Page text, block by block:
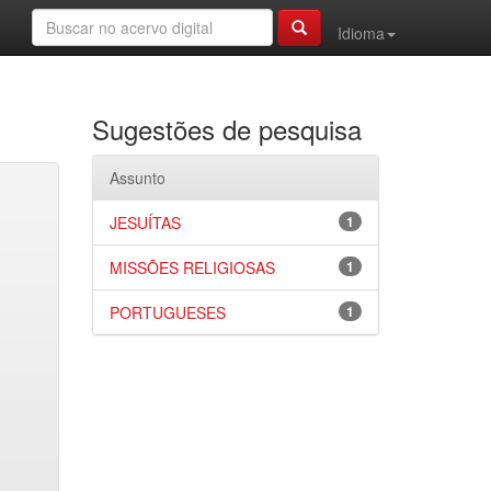
Idioma
Sugestões de pesquisa
Assunto
1
JESUÍTAS
1
MISSÕES RELIGIOSAS
1
PORTUGUESES